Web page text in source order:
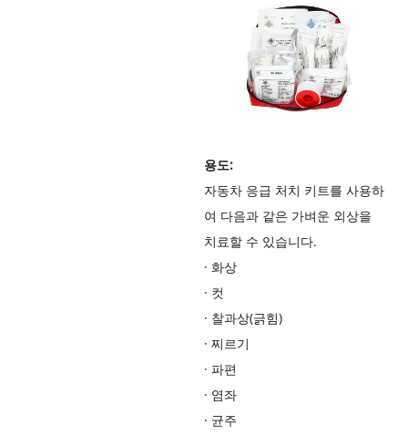
용도:
자동차 응급 처치 키트를 사용하
여 다음과 같은 가벼운 외상을
치료할 수 있습니다.
· 화상
· 컷
· 찰과상(긁힘)
· 찌르기
· 파편
· 염좌
· 균주